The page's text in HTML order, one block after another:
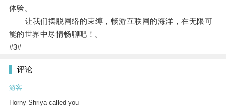
体验。
让我们摆脱网络的束缚，畅游互联网的海洋，在无限可
能的世界中尽情畅聊吧！。
#3#
评论
游客
Horny Shriya called you